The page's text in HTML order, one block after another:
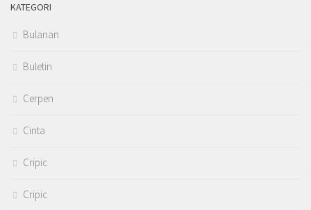
KATEGORI
Bulanan
Buletin
Cerpen
Cinta
Cripic
Cripic